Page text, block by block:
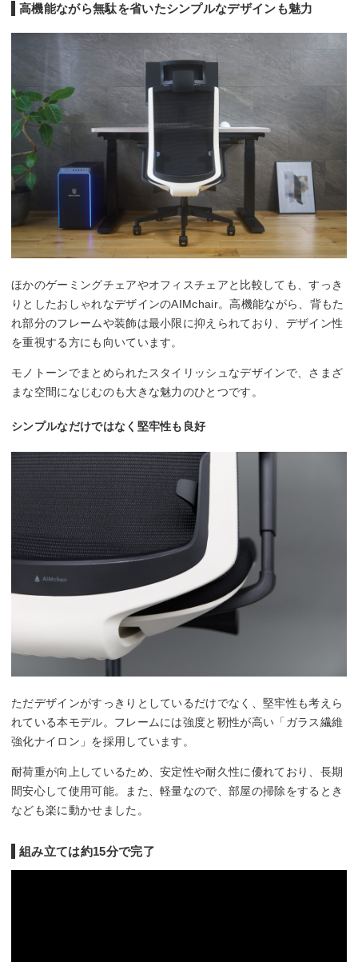
高機能ながら無駄を省いたシンプルなデザインも魅力
ほかのゲーミングチェアやオフィスチェアと比較しても、すっき
りとしたおしゃれなデザインのAIMchair。高機能ながら、背もた
れ部分のフレームや装飾は最小限に抑えられており、デザイン性
を重視する方にも向いています。
モノトーンでまとめられたスタイリッシュなデザインで、さまざ
まな空間になじむのも大きな魅力のひとつです。
シンプルなだけではなく堅牢性も良好
ただデザインがすっきりとしているだけでなく、堅牢性も考えら
れている本モデル。フレームには強度と靭性が高い「ガラス繊維
強化ナイロン」を採用しています。
耐荷重が向上しているため、安定性や耐久性に優れており、長期
間安心して使用可能。また、軽量なので、部屋の掃除をするとき
なども楽に動かせました。
組み立ては約15分で完了